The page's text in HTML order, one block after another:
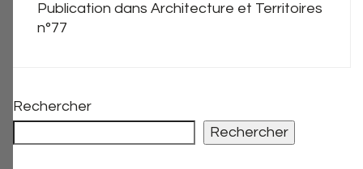
Publication dans Architecture et Territoires
n°77
Rechercher
Rechercher